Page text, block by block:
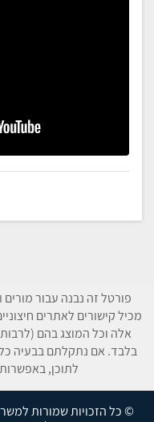
פורטל זה נבנה עבור
מכיל קישורים לאתרים
אלה וכל המוצג בהם
בלבד. אם נתקלתם בבעיה
לתוכן,
© כל הזכויות שמורות